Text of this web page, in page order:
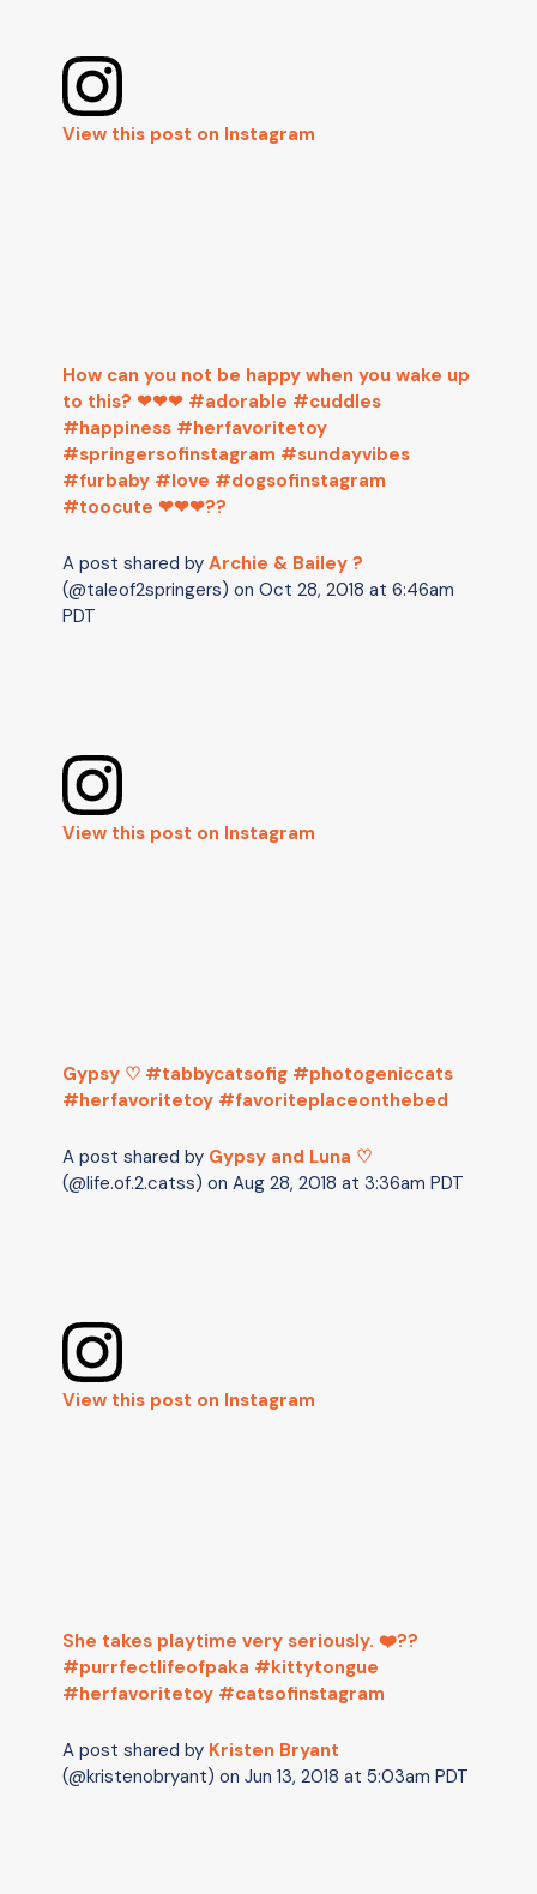
View this post on Instagram
How can you not be happy when you wake up
to this? ❤❤❤ #adorable #cuddles
#happiness #herfavoritetoy
#springersofinstagram #sundayvibes
#furbaby #love #dogsofinstagram
#toocute ❤❤❤??
A post shared by Archie & Bailey ?
(@taleof2springers) on Oct 28, 2018 at 6:46am
PDT
View this post on Instagram
Gypsy ♡ #tabbycatsofig #photogeniccats
#herfavoritetoy #favoriteplaceonthebed
A post shared by Gypsy and Luna ♡
(@life.of.2.catss) on Aug 28, 2018 at 3:36am PDT
View this post on Instagram
She takes playtime very seriously. ❤️??
#purrfectlifeofpaka #kittytongue
#herfavoritetoy #catsofinstagram
A post shared by Kristen Bryant
(@kristenobryant) on Jun 13, 2018 at 5:03am PDT